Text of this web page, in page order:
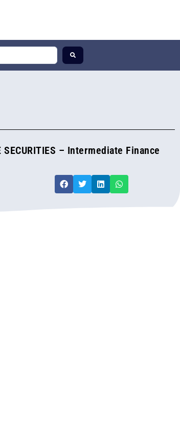
SECURITIES – Intermediate Finance